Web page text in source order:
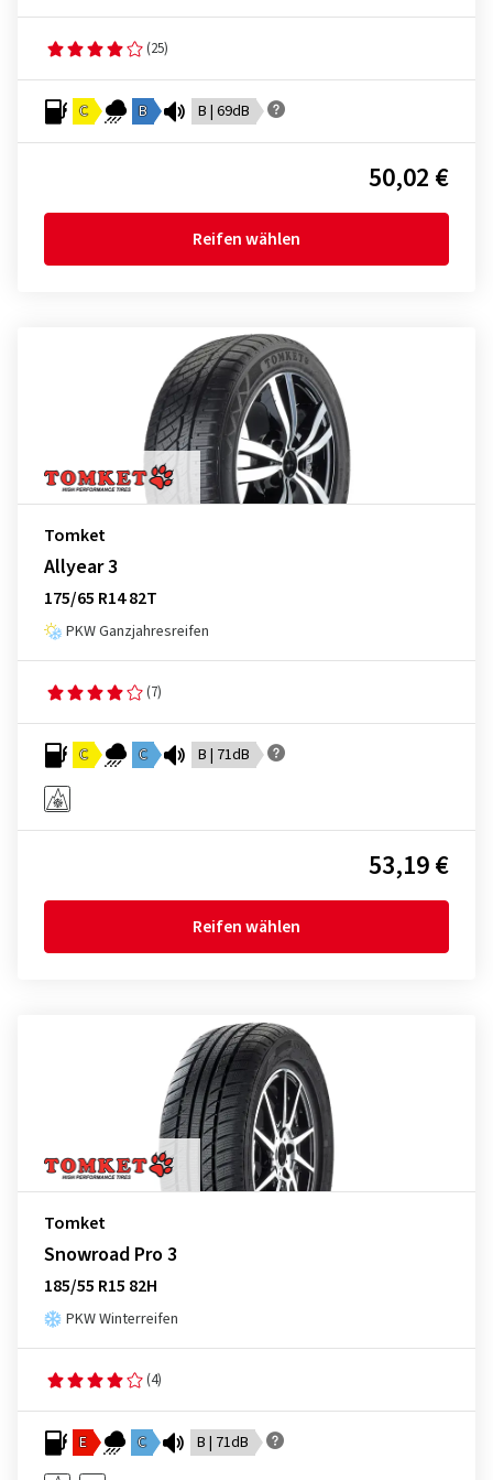
(25)
C B B | 69dB
50,02 €
Reifen wählen
Tomket
Allyear 3
175/65 R14 82T
PKW Ganzjahresreifen
(7)
C C B | 71dB
53,19 €
Reifen wählen
Tomket
Snowroad Pro 3
185/55 R15 82H
PKW Winterreifen
(4)
E C B | 71dB